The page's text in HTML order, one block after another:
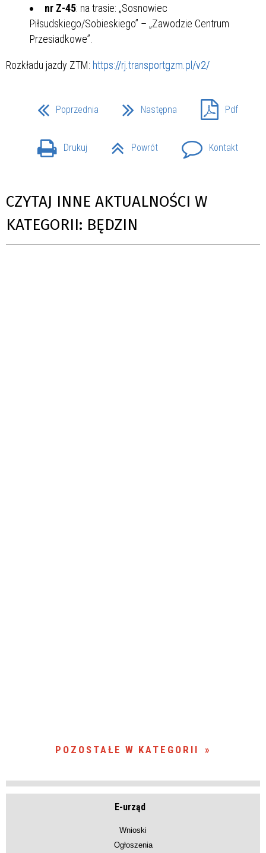
nr Z-45: na trasie: „Sosnowiec
Piłsudskiego/Sobieskiego” – „Zawodzie Centrum
Przesiadkowe”.
Rozkładu jazdy ZTM: https://rj.transportgzm.pl/v2/
Poprzednia Następna Pdf
Drukuj Powrót Kontakt
CZYTAJ INNE AKTUALNOŚCI W
KATEGORII: BĘDZIN
POZOSTAŁE W KATEGORII
E-urząd
Wnioski
Ogłoszenia